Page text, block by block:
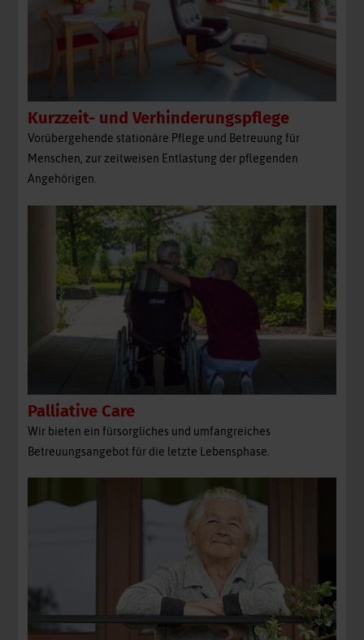
Kurzzeit- und Verhinderungspflege
Vorübergehende stationäre Pflege und Betreuung für
Menschen, zur zeitweisen Entlastung der pflegenden
Angehörigen.
Palliative Care
Wir bieten ein fürsorgliches und umfangreiches
Betreuungsangebot für die letzte Lebensphase.